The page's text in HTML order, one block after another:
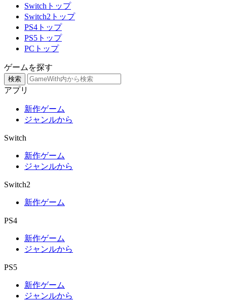
Switchトップ
Switch2トップ
PS4トップ
PS5トップ
PCトップ
ゲームを探す
検索
アプリ
新作ゲーム
ジャンルから
Switch
新作ゲーム
ジャンルから
Switch2
新作ゲーム
PS4
新作ゲーム
ジャンルから
PS5
新作ゲーム
ジャンルから